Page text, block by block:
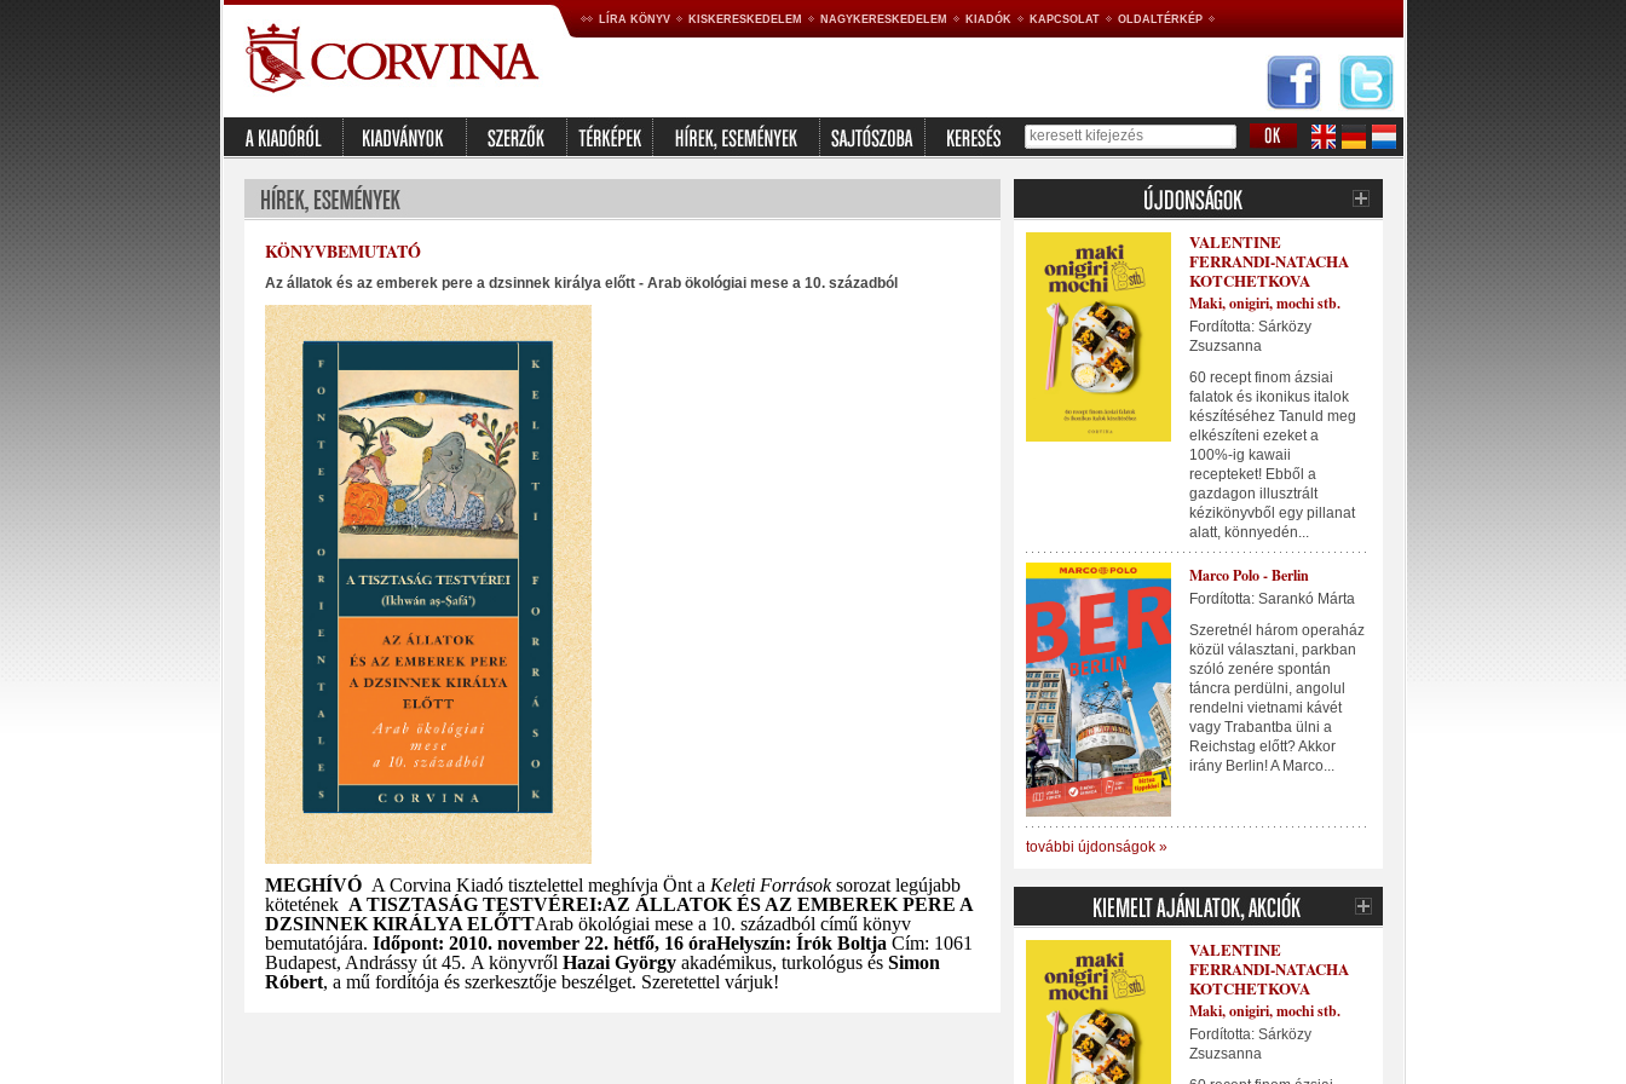
LÍRA KÖNYV KISKERESKEDELEM NAGYKERESKEDELEM KIADÓK KAPCSOLAT OLDALTÉRKÉP
KÖNYVBEMUTATÓ
Az állatok és az emberek pere a dzsinnek királya előtt - Arab ökológiai mese a 10. századból
MEGHÍVÓ A Corvina Kiadó tisztelettel meghívja Önt a Keleti Forrásoksorozat legújabb
kötetének A TISZTASÁG TESTVÉREI:AZ ÁLLATOK ÉS AZ EMBEREK PERE A
DZSINNEK KIRÁLYA ELŐTTArab ökológiai mese a 10. századból című könyv
bemutatójára. Időpont: 2010. november 22. hétfő, 16 óraHelyszín: Írók Boltja Cím: 1061
Budapest, Andrássy út 45. A könyvről Hazai Györgyakadémikus, turkológus és Simon
Róbert, a mű fordítója és szerkesztője beszélget. Szeretettel várjuk!
VALENTINE
FERRANDI-NATACHA
KOTCHETKOVA
Maki, onigiri, mochi stb.
Fordította: Sárközy
Zsuzsanna
60 recept finom ázsiai
falatok és ikonikus italok
készítéséhez Tanuld meg
elkészíteni ezeket a
100%-ig kawaii
recepteket! Ebből a
gazdagon illusztrált
kézikönyvből egy pillanat
alatt, könnyedén...
Marco Polo - Berlin
Fordította: Sarankó Márta
Szeretnél három operaház
közül választani, parkban
szóló zenére spontán
táncra perdülni, angolul
rendelni vietnami kávét
vagy Trabantba ülni a
Reichstag előtt? Akkor
irány Berlin! A Marco...
további újdonságok »
VALENTINE
FERRANDI-NATACHA
KOTCHETKOVA
Maki, onigiri, mochi stb.
Fordította: Sárközy
Zsuzsanna